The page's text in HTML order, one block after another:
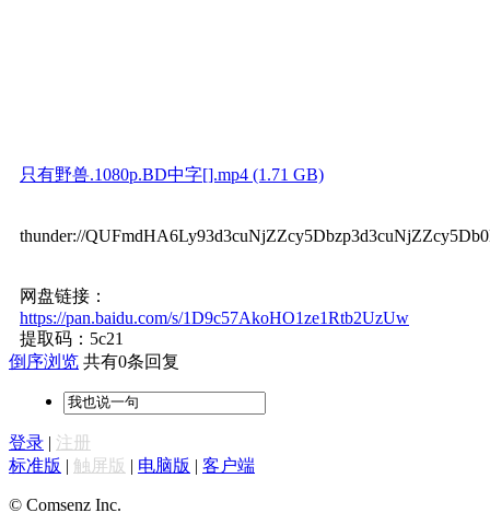
只有野兽.1080p.BD中字[].mp4 (1.71 GB)
thunder://
网盘链接：
https://pan.baidu.com/s/1D9c57AkoHO1ze1Rtb2UzUw
提取码：5c21
倒序浏览 共有0条回复
登录 | 注册
标准版 | 触屏版 | 电脑版 | 客户端
© Comsenz Inc.